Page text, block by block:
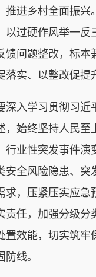
推进乡村全面振兴
以过硬作风举一反
馈问题整改，标本
实、以整改促提
入学习贯彻习近
，始终坚持人民至
行业性突发事件演
安全风险隐患、突
求，压紧压实应急
责任，加强分级分
置效能，切实筑牢
线。